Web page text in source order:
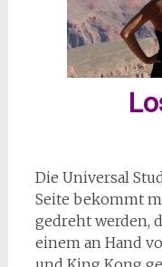
Die Universal
Seite bekommt
gedreht werden,
einem an Hand